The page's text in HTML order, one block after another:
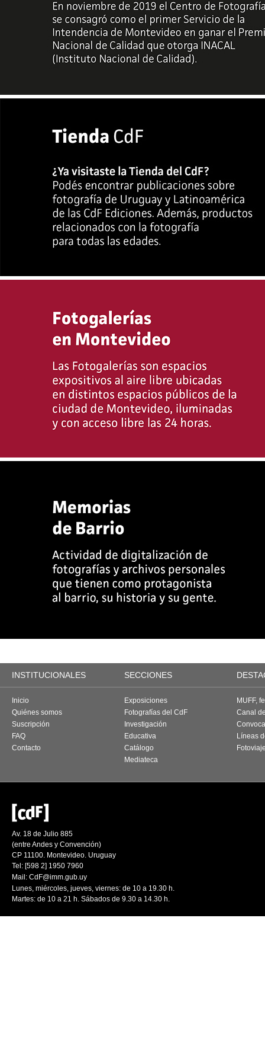
INSTITUCIONALES SECCIONES
Inicio
Quiénes somos
Suscripción
FAQ
Contacto
Exposiciones
Fotografías del CdF
Investigación
Educativa
Catálogo
Mediateca
MUFF,
Canal
Líneas
Av. 18 de Julio 885
(entre Andes y Convención)
CP 11100. Montevideo. Uruguay
Tel: [598 2] 1950 7960
Mail: CdF@imm.gub.uy
Lunes, miércoles, jueves, viernes: de 10 a 19.30 h.
Martes: de 10 a 21 h. Sábados de 9.30 a 14.30 h.